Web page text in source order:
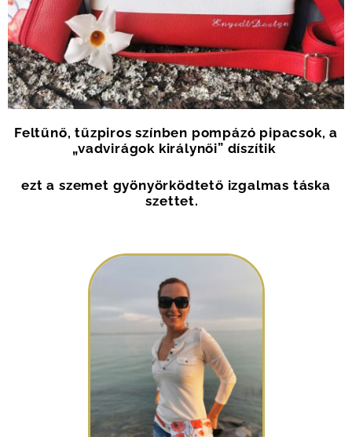
Feltűnő, tűzpiros színben pompázó pipacsok, a
„vadvirágok királynői” díszítik
ezt a szemet gyönyörködtető izgalmas táska
szettet.